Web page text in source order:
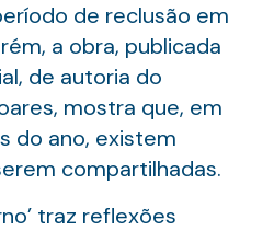
de reclusão em
a obra, publicada
de autoria do
mostra que, em
do ano, existem
compartilhadas.
traz reflexões